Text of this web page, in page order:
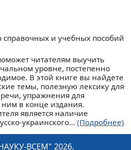
справочных и учебных пособий
читателям выучить
уровне, постепенно
В этой книге вы найдете
темы, полезную лексику для
упражнения для
в конце издания.
является наличие
украинского... (Подробнее)
ВСЕМ" 2026.